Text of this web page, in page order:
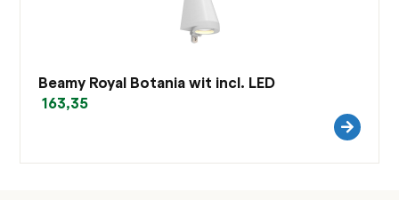
Beamy Royal Botania wit incl. LED
163,35